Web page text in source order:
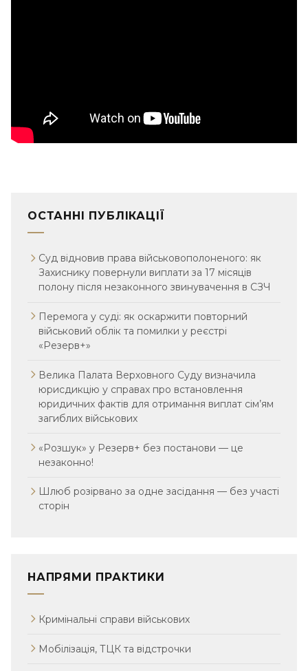
ОСТАННІ ПУБЛІКАЦІЇ
Суд відновив права військовополоненого: як
Захиснику повернули виплати за 17 місяців
полону після незаконного звинувачення в СЗЧ
Перемога у суді: як оскаржити повторний
військовий облік та помилки у реєстрі
«Резерв+»
Велика Палата Верховного Суду визначила
юрисдикцію у справах про встановлення
юридичних фактів для отримання виплат сім’ям
загиблих військових
«Розшук» у Резерв+ без постанови — це
незаконно!
Шлюб розірвано за одне засідання — без участі
сторін
НАПРЯМИ ПРАКТИКИ
Кримінальні справи військових
Мобілізація, ТЦК та відстрочки